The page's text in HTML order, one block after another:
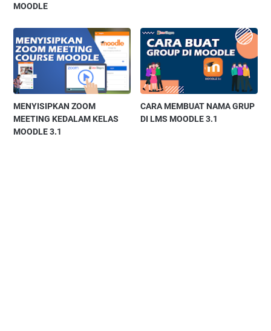
MOODLE
MENYISIPKAN ZOOM
MEETING KEDALAM KELAS
MOODLE 3.1
CARA MEMBUAT NAMA GRUP
DI LMS MOODLE 3.1